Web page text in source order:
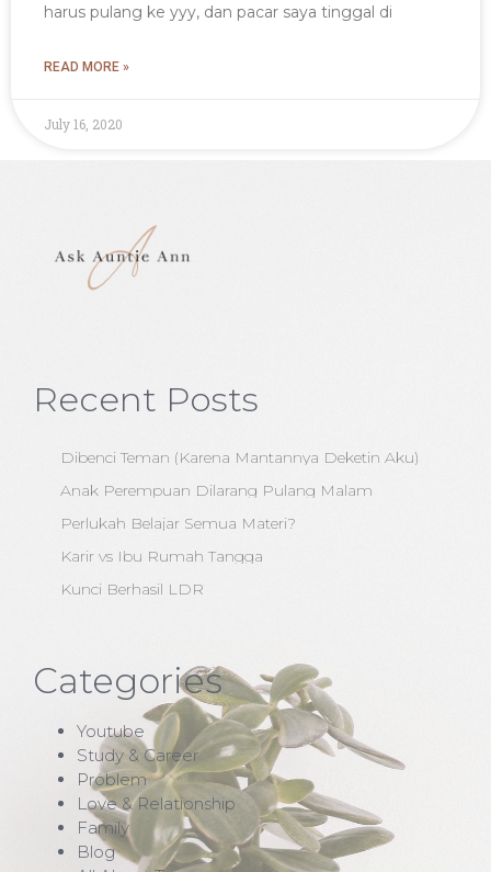
harus pulang ke yyy, dan pacar saya tinggal di
READ MORE »
July 16, 2020
Recent Posts
Dibenci Teman (Karena Mantannya Deketin Aku)
Anak Perempuan Dilarang Pulang Malam
Perlukah Belajar Semua Materi?
Karir vs Ibu Rumah Tangga
Kunci Berhasil LDR
Categories
Youtube
Study & Career
Problem
Love & Relationship
Family
Blog